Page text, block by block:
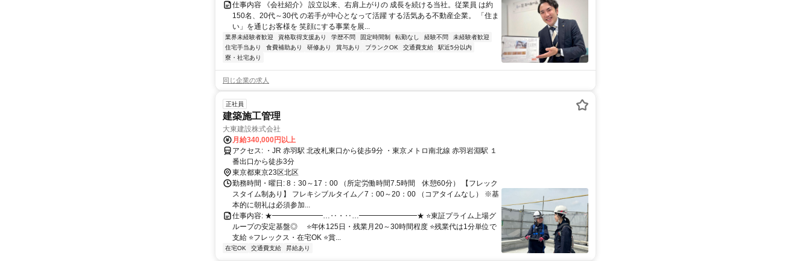
仕事内容 《会社紹介》 設立以来、右肩上がりの 成長を続ける当社。従業員 は約
150名、20代～30代 の若手が中心となって活躍 する活気ある不動産企業。 「住ま
い」を通じお客様を 笑顔にする事業を展...
業界未経験者歓迎 資格取得支援あり 学歴不問 固定時間制 転勤なし 経験不問
未経験者歓迎
住宅手当あり
食費補助あり 研修あり 賞与あり ブランクOK 交通費支給
駅近5分以内
寮・社宅あり
同じ企業の求人
正社員
建築施工管理
大東建設株式会社
月給340,000円以上
アクセス: ・JR 赤羽駅 北改札東口から徒歩9分 ・東京メトロ南北線 赤羽岩淵駅 １
番出口から徒歩3分
東京都東京23区北区
勤務時間・曜日: 8：30～17：00 （所定労働時間7.5時間 休憩60分） 【フレック
スタイム制あり】 フレキシブルタイム／7：00～20：00 （コアタイムなし） ※基
本的に朝礼は必須参加...
仕事内容: ★━━━━━━━…‥・‥…━━━━━━━━★ ⭐東証プライム上場グ
ループの安定基盤◎ ⭐年休125日・残業月20～30時間程度 ⭐残業代は1分単位で
支給 ⭐フレックス・在宅OK ⭐賞...
在宅OK 交通費支給 昇給あり